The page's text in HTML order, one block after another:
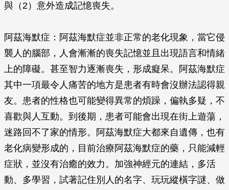
與（2）意外造成記憶喪失。
阿茲海默症：阿茲海默症並非正常的老化現象，當它侵
襲人的腦部，人會漸漸的喪失記憶並且出現語言和情緒
上的障礙。甚至智力逐漸喪失，形成癡呆。阿茲海默症
其中一項最令人痛­苦的地方是患者有時會沒辦法認得親
友。患者的性格也可能變得異常的煩躁，偏執多疑，不
喜歡與人互動。到後期，患者可能會出現在街上遊蕩，
迷路回不了家的情形。阿茲海默症大­都來自遺傳，也有
老化病變形成的，目前治療阿茲海默症的藥，只能減輕
症狀，並沒有治癒的效力。加強神經元的連結，多活
動、多學習，試著記住別人的名字、玩玩縱橫字謎、做